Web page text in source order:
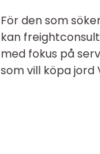
För den som
kan
med fokus på
som vill köpa